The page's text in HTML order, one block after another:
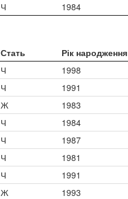
Ч 1984
Стать Рік народження
Ч 1998
Ч 1991
Ж 1983
Ч 1984
Ч 1987
Ч 1981
Ч 1991
Ж 1993